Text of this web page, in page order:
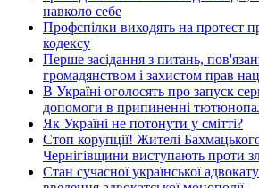
навколо себе
Профспілки виходять на протест
кодексу
Перше засідання з питань,
громадянством і захистом прав
В Україні оголосять про запуск
допомоги в припиненні
Як Україні не потонути у смітті?
Стоп корупції! Жителі
Чернігівщини виступають проти
Стан сучасної української